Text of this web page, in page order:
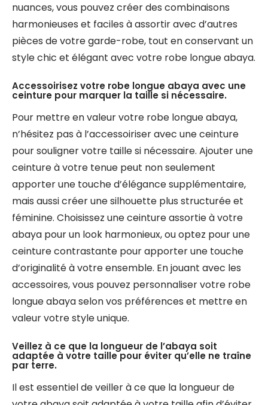
nuances, vous pouvez créer des combinaisons
harmonieuses et faciles à assortir avec d’autres
pièces de votre garde-robe, tout en conservant un
style chic et élégant avec votre robe longue abaya.
Accessoirisez votre robe longue abaya avec une
ceinture pour marquer la taille si nécessaire.
Pour mettre en valeur votre robe longue abaya,
n’hésitez pas à l’accessoiriser avec une ceinture
pour souligner votre taille si nécessaire. Ajouter une
ceinture à votre tenue peut non seulement
apporter une touche d’élégance supplémentaire,
mais aussi créer une silhouette plus structurée et
féminine. Choisissez une ceinture assortie à votre
abaya pour un look harmonieux, ou optez pour une
ceinture contrastante pour apporter une touche
d’originalité à votre ensemble. En jouant avec les
accessoires, vous pouvez personnaliser votre robe
longue abaya selon vos préférences et mettre en
valeur votre style unique.
Veillez à ce que la longueur de l’abaya soit
adaptée à votre taille pour éviter qu’elle ne traîne
par terre.
Il est essentiel de veiller à ce que la longueur de